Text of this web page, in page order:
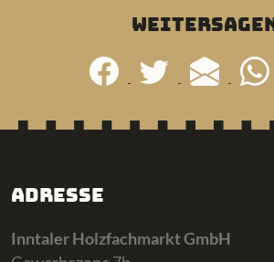
weitersagen
Adresse
Inntaler Holzfachmarkt GmbH